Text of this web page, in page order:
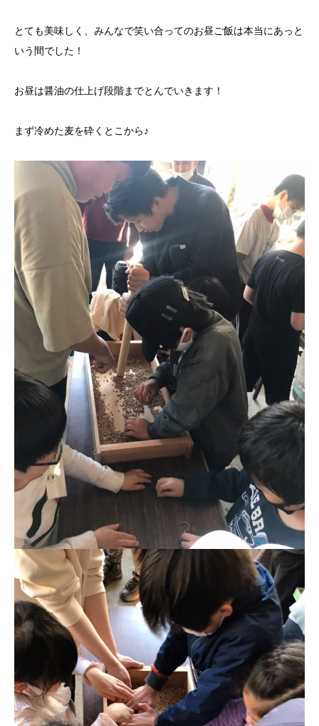
とても美味しく、みんなで笑い合ってのお昼ご飯は本当にあっと
いう間でした！
お昼は醤油の仕上げ段階までとんでいきます！
まず冷めた麦を砕くとこから♪